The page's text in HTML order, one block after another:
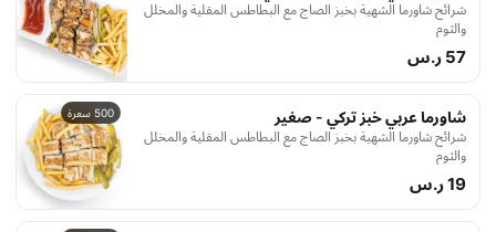
شرائح شاورما الشهية بخبز الصاج مع البطاطس المقلية والمخلل
والثوم
57 ر.س
500 سعرة شاورما عربي خبز تركي - صغير
شرائح شاورما الشهية بخبز الصاج مع البطاطس المقلية والمخلل
والثوم
19 ر.س